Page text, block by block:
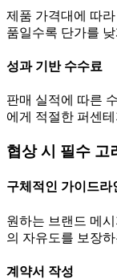
제품 가격대에 따
품일수록 단가를
성과 기반 수수료
판매 실적에 따른
에게 적절한 퍼센
협상 시 필수 고
구체적인 가이드라
원하는 브랜드 메
의 자유도를 보장
계약서 작성